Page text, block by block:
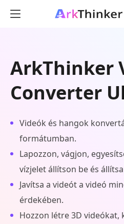
ArkThinker
Converter
Videók és hangok
formátumban.
Lapozzon, vágjon,
vízjelet állítson be és
Javítsa a videót a videó
érdekében.
Hozzon létre 3D videókat,